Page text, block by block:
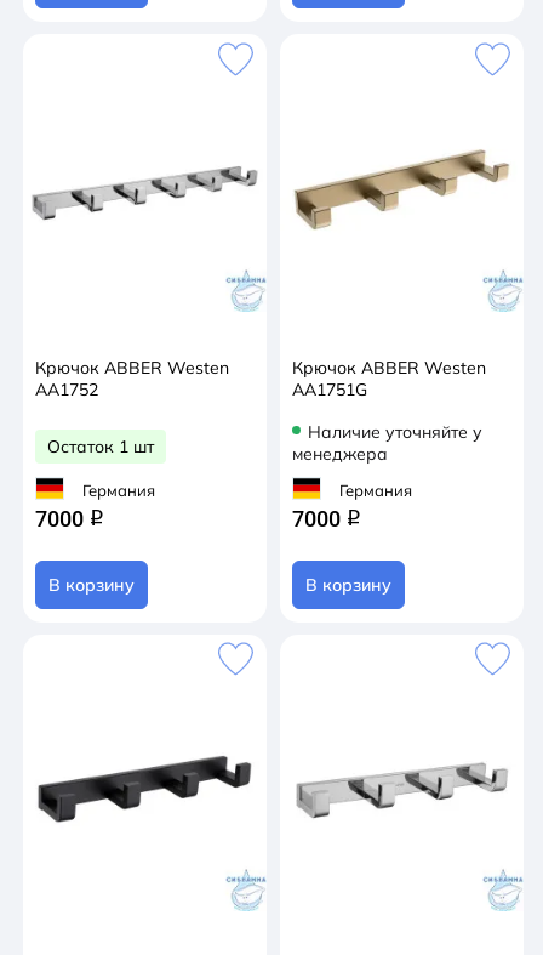
Крючок ABBER Westen
AA1752
Остаток 1 шт
Германия
7000 q
В корзину
Крючок ABBER Westen
AA1751G
Наличие уточняйте у
менеджера
Германия
7000 q
В корзину